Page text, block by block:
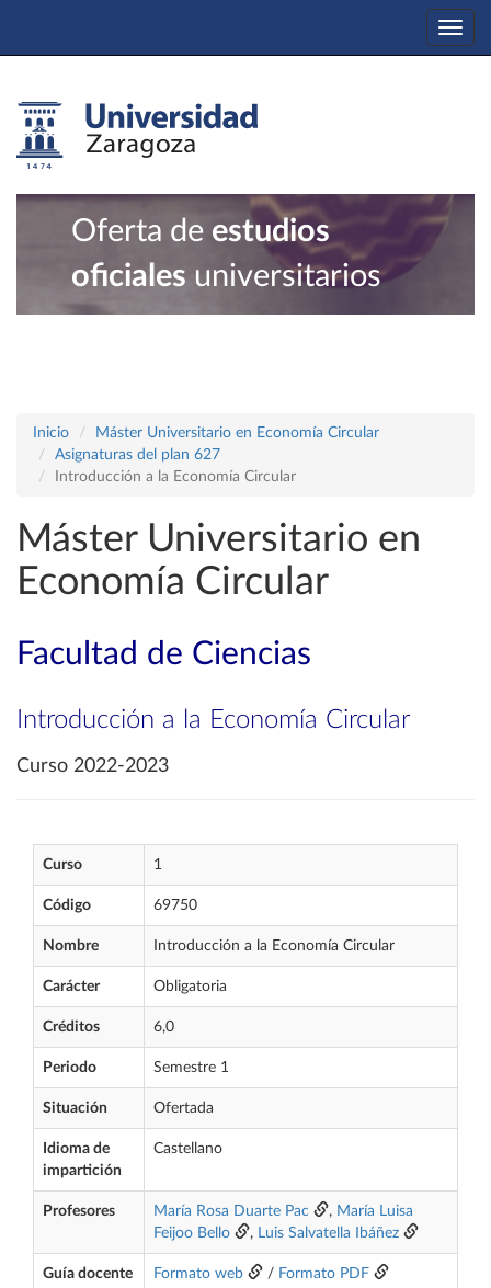
Oferta de estudios
oficiales universitarios
Inicio
Máster Universitario en Economía Circular
Asignaturas del plan 627
Introducción a la Economía Circular
Máster Universitario en
Economía Circular
Facultad de Ciencias
Introducción a la Economía Circular
Curso 2022-2023
Curso 1
Código 69750
Nombre Introducción a la Economía Circular
Carácter Obligatoria
Créditos 6,0
Periodo Semestre 1
Situación Ofertada
Idioma de
impartición
Castellano
Profesores María Rosa Duarte Pac , María Luisa
Feijoo Bello
, Luis Salvatella Ibáñez
Guía docente Formato web / Formato PDF